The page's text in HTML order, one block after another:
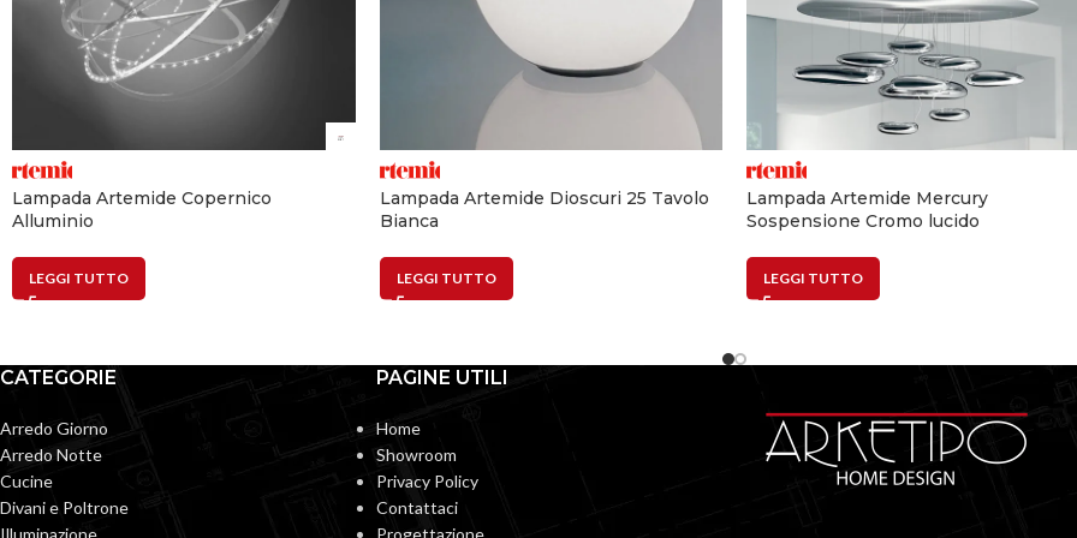
Lampada Artemide Copernico
Alluminio
LEGGI TUTTO
Lampada Artemide Dioscuri 25 Tavolo
Bianca
LEGGI TUTTO
Lampada Artemide Mercury
Sospensione Cromo lucido
LEGGI TUTTO
CATEGORIE
Arredo Giorno
Arredo Notte
Cucine
Divani e Poltrone
Illuminazione
PAGINE UTILI
Home
Showroom
Privacy Policy
Contattaci
Progettazione